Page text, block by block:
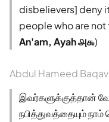
disbelievers] deny
people who are
An'am, Ayah ௮௯)
Abdul Hameed
இவர்களுக்குத்தான்
நபித்துவத்தையும்